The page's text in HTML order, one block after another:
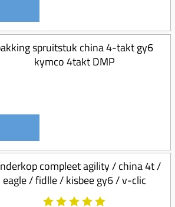
spruitstuk china 4-takt gy6
kymco 4takt DMP
compleet agility / china 4t /
eagle / fidlle / kisbee gy6 / v-clic